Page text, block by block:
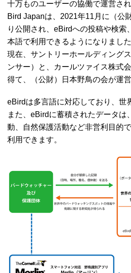
十万ものユーザーの協働で運営さ
Bird Japanは、2021年11月に（公
り公開され、eBirdへの投稿や検索
本語で利用できるようになりまし
現在、サントリーホールディング
ンサー）と、カールツァイス株式
得て、（公財）日本野鳥の会が運営
eBirdは多言語に対応しており、世
また、eBirdに蓄積されたデータは
動、自然保護活動など非営利目的
利用できます。